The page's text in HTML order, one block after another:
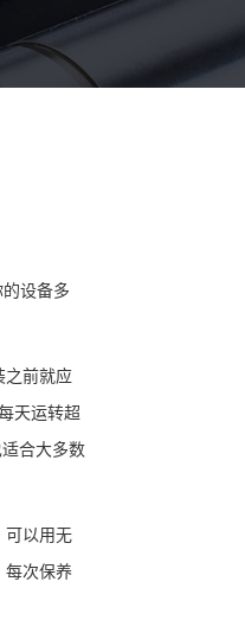
设备多
之前就应
天运转超
合大多数
可以用无
每次保养